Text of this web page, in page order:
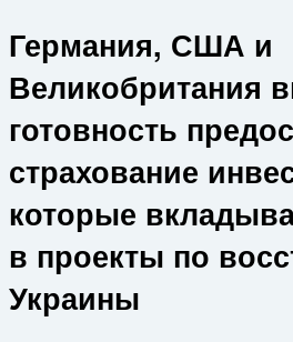
Германия, США и
Великобритания
готовность
страхование
которые
в проекты по
Украины